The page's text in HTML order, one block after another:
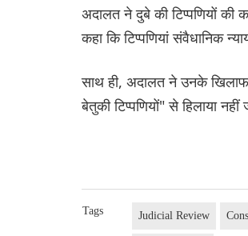
अदालत ने दुबे की टिप्पणियों की
कहा कि टिप्पणियां संवैधानिक
साथ ही, अदालत ने उनके खिलाफ
बेतुकी टिप्पणियों" से हिलाया
Tags Judicial Review